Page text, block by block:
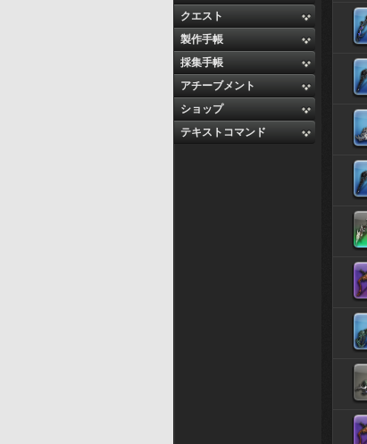
クエスト
製作手帳
採集手帳
アチーブメント
ショップ
テキストコマンド